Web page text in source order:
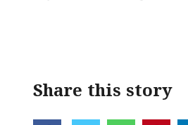
Share this story